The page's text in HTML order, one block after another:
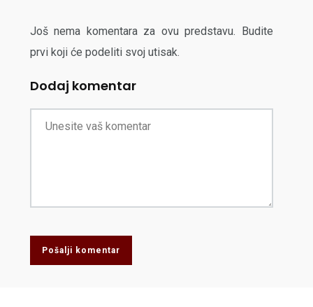
Još nema komentara za ovu predstavu. Budite
prvi koji će podeliti svoj utisak.
Dodaj komentar
Pošalji komentar